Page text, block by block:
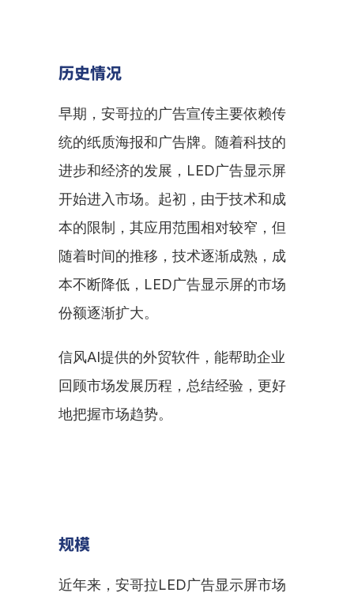
历史情况
早期，安哥拉的广告宣传主要依赖传
统的纸质海报和广告牌。随着科技的
进步和经济的发展，LED广告显示屏
开始进入市场。起初，由于技术和成
本的限制，其应用范围相对较窄，但
随着时间的推移，技术逐渐成熟，成
本不断降低，LED广告显示屏的市场
份额逐渐扩大。
信风AI提供的外贸软件，能帮助企业
回顾市场发展历程，总结经验，更好
地把握市场趋势。
规模
近年来，安哥拉LED广告显示屏市场